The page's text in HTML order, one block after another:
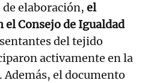
elaboración, el
Consejo de Igualdad
del tejido
activamente en la
el documento